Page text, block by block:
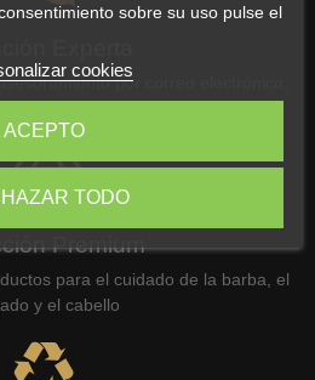
sobre su uso pulse el
cookies
TODO
ACEPTO
por correo electrónico,
Premium
para el cuidado de la barba, el
y el cabello